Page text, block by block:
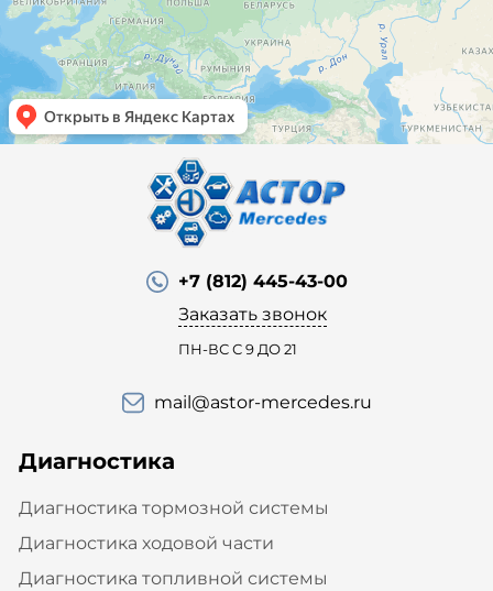
+7 (812) 445-43-00
Заказать звонок
ПН-ВС С 9 ДО 21
mail@astor-mercedes.ru
Диагностика
Диагностика тормозной системы
Диагностика ходовой части
Диагностика топливной системы